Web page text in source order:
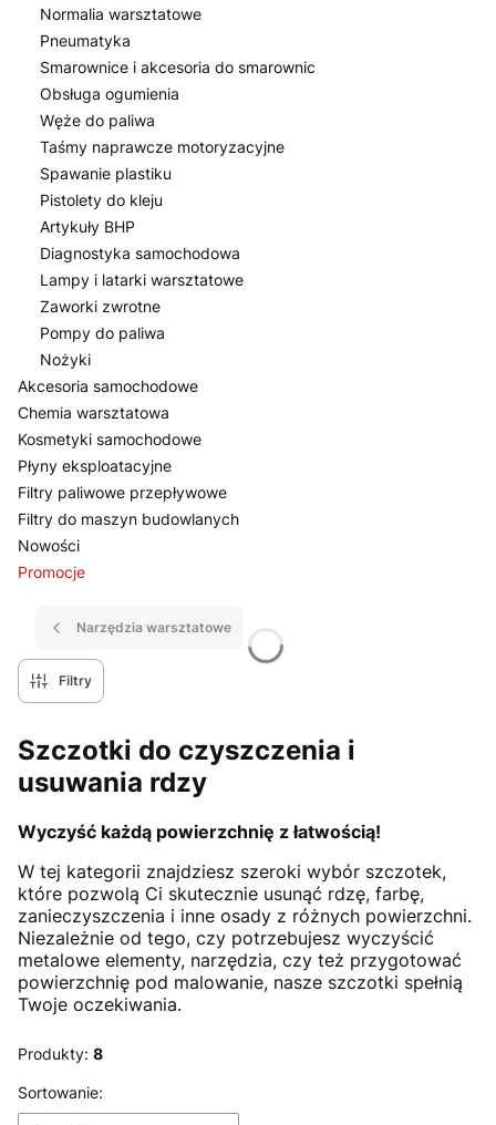
Normalia warsztatowe
Pneumatyka
Smarownice i akcesoria do smarownic
Obsługa ogumienia
Węże do paliwa
Taśmy naprawcze motoryzacyjne
Spawanie plastiku
Pistolety do kleju
Artykuły BHP
Diagnostyka samochodowa
Lampy i latarki warsztatowe
Zaworki zwrotne
Pompy do paliwa
Nożyki
Akcesoria samochodowe
Chemia warsztatowa
Kosmetyki samochodowe
Płyny eksploatacyjne
Filtry paliwowe przepływowe
Filtry do maszyn budowlanych
Nowości
Promocje
Narzędzia warsztatowe
Filtry
Szczotki do czyszczenia i
usuwania rdzy
Wyczyść każdą powierzchnię z łatwością!
W tej kategorii znajdziesz szeroki wybór szczotek,
które pozwolą Ci skutecznie usunąć rdzę, farbę,
zanieczyszczenia i inne osady z różnych powierzchni.
Niezależnie od tego, czy potrzebujesz wyczyścić
metalowe elementy, narzędzia, czy też przygotować
powierzchnię pod malowanie, nasze szczotki spełnią
Twoje oczekiwania.
Produkty: 8
Lista produktów
Sortowanie: